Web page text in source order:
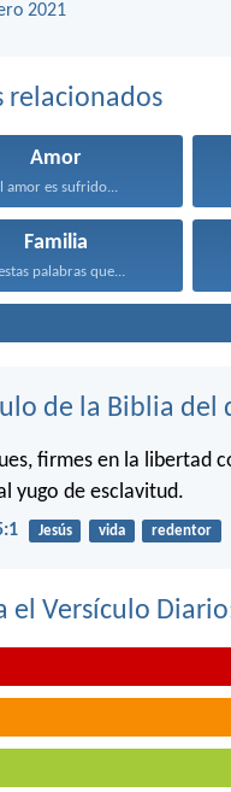
2021
relacionados
Amor
amor es sufrido...
Familia
palabras que...
de la Biblia del
firmes en la libertad
yugo de esclavitud.
Jesús vida redentor
el Versículo